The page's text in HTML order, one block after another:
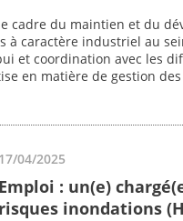
cadre du maintien et du
à caractère industriel au
et coordination avec les
en matière de gestion
17/04/2025
Emploi : un(e)
risques inondations